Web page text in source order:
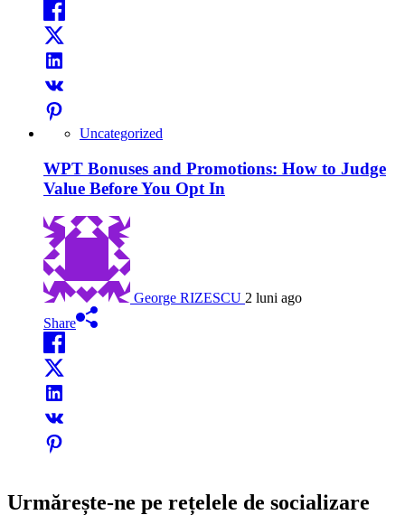
Uncategorized
WPT Bonuses and Promotions: How to Judge
Value Before You Opt In
George RIZESCU 2 luni ago
Share
Urmărește-ne pe rețelele de socializare